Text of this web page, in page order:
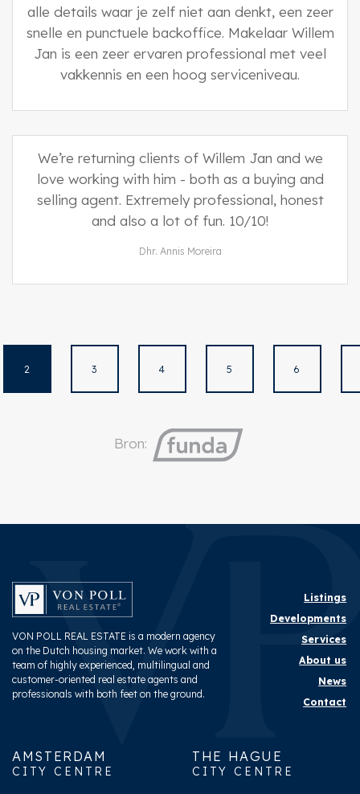
alle details waar je zelf niet aan denkt, een zeer
snelle en punctuele backoffice. Makelaar Willem
Jan is een zeer ervaren professional met veel
vakkennis en een hoog serviceniveau.
We’re returning clients of Willem Jan and we
love working with him - both as a buying and
selling agent. Extremely professional, honest
and also a lot of fun. 10/10!
Dhr. Annis Moreira
2 3 4 5 6
Bron:
VON POLL REAL ESTATE is a modern agency
on the Dutch housing market. We work with a
team of highly experienced, multilingual and
customer-oriented real estate agents and
professionals with both feet on the ground.
Listings
Developments
Services
About us
News
Contact
AMSTERDAM
CITY CENTRE
THE HAGUE
CITY CENTRE